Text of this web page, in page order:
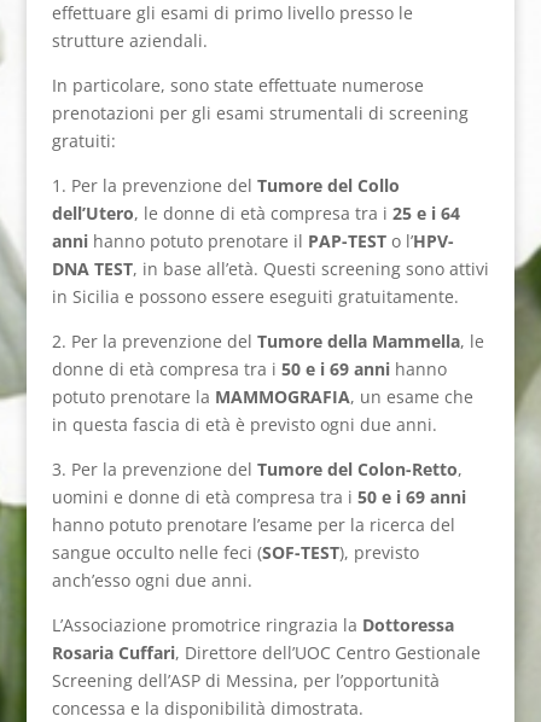
effettuare gli esami di primo livello presso le
strutture aziendali.
In particolare, sono state effettuate numerose
prenotazioni per gli esami strumentali di screening
gratuiti:
1. Per la prevenzione del Tumore del Collo
dell’Utero, le donne di età compresa tra i 25 e i 64
annihanno potuto prenotare il PAP-TESTo l’HPV-
DNA TEST, in base all’età. Questi screening sono attivi
in Sicilia e possono essere eseguiti gratuitamente.
2. Per la prevenzione del Tumore della Mammella, le
donne di età compresa tra i 50 e i 69 annihanno
potuto prenotare la MAMMOGRAFIA, un esame che
in questa fascia di età è previsto ogni due anni.
3. Per la prevenzione del Tumore del Colon-Retto,
uomini e donne di età compresa tra i 50 e i 69 anni
hanno potuto prenotare l’esame per la ricerca del
sangue occulto nelle feci (SOF-TEST), previsto
anch’esso ogni due anni.
L’Associazione promotrice ringrazia la Dottoressa
Rosaria Cuffari, Direttore dell’UOC Centro Gestionale
Screening dell’ASP di Messina, per l’opportunità
concessa e la disponibilità dimostrata.